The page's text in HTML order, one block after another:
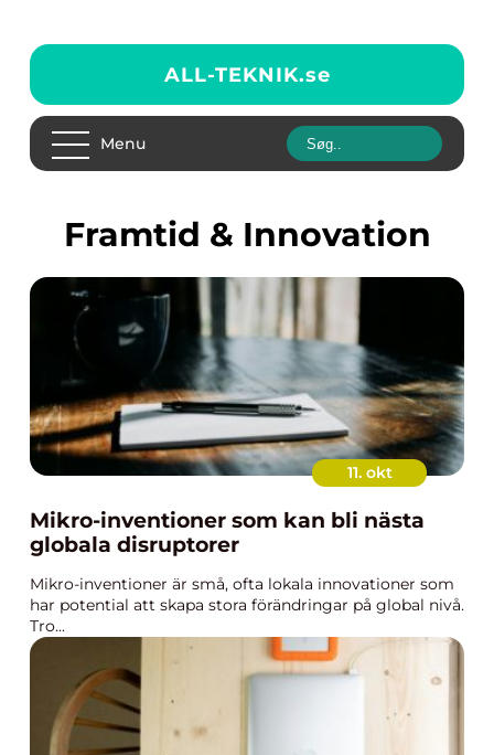
ALL-TEKNIK.se
Menu
Framtid & Innovation
11. okt
Mikro-inventioner som kan bli nästa
globala disruptorer
Mikro-inventioner är små, ofta lokala innovationer som
har potential att skapa stora förändringar på global nivå.
Tro...